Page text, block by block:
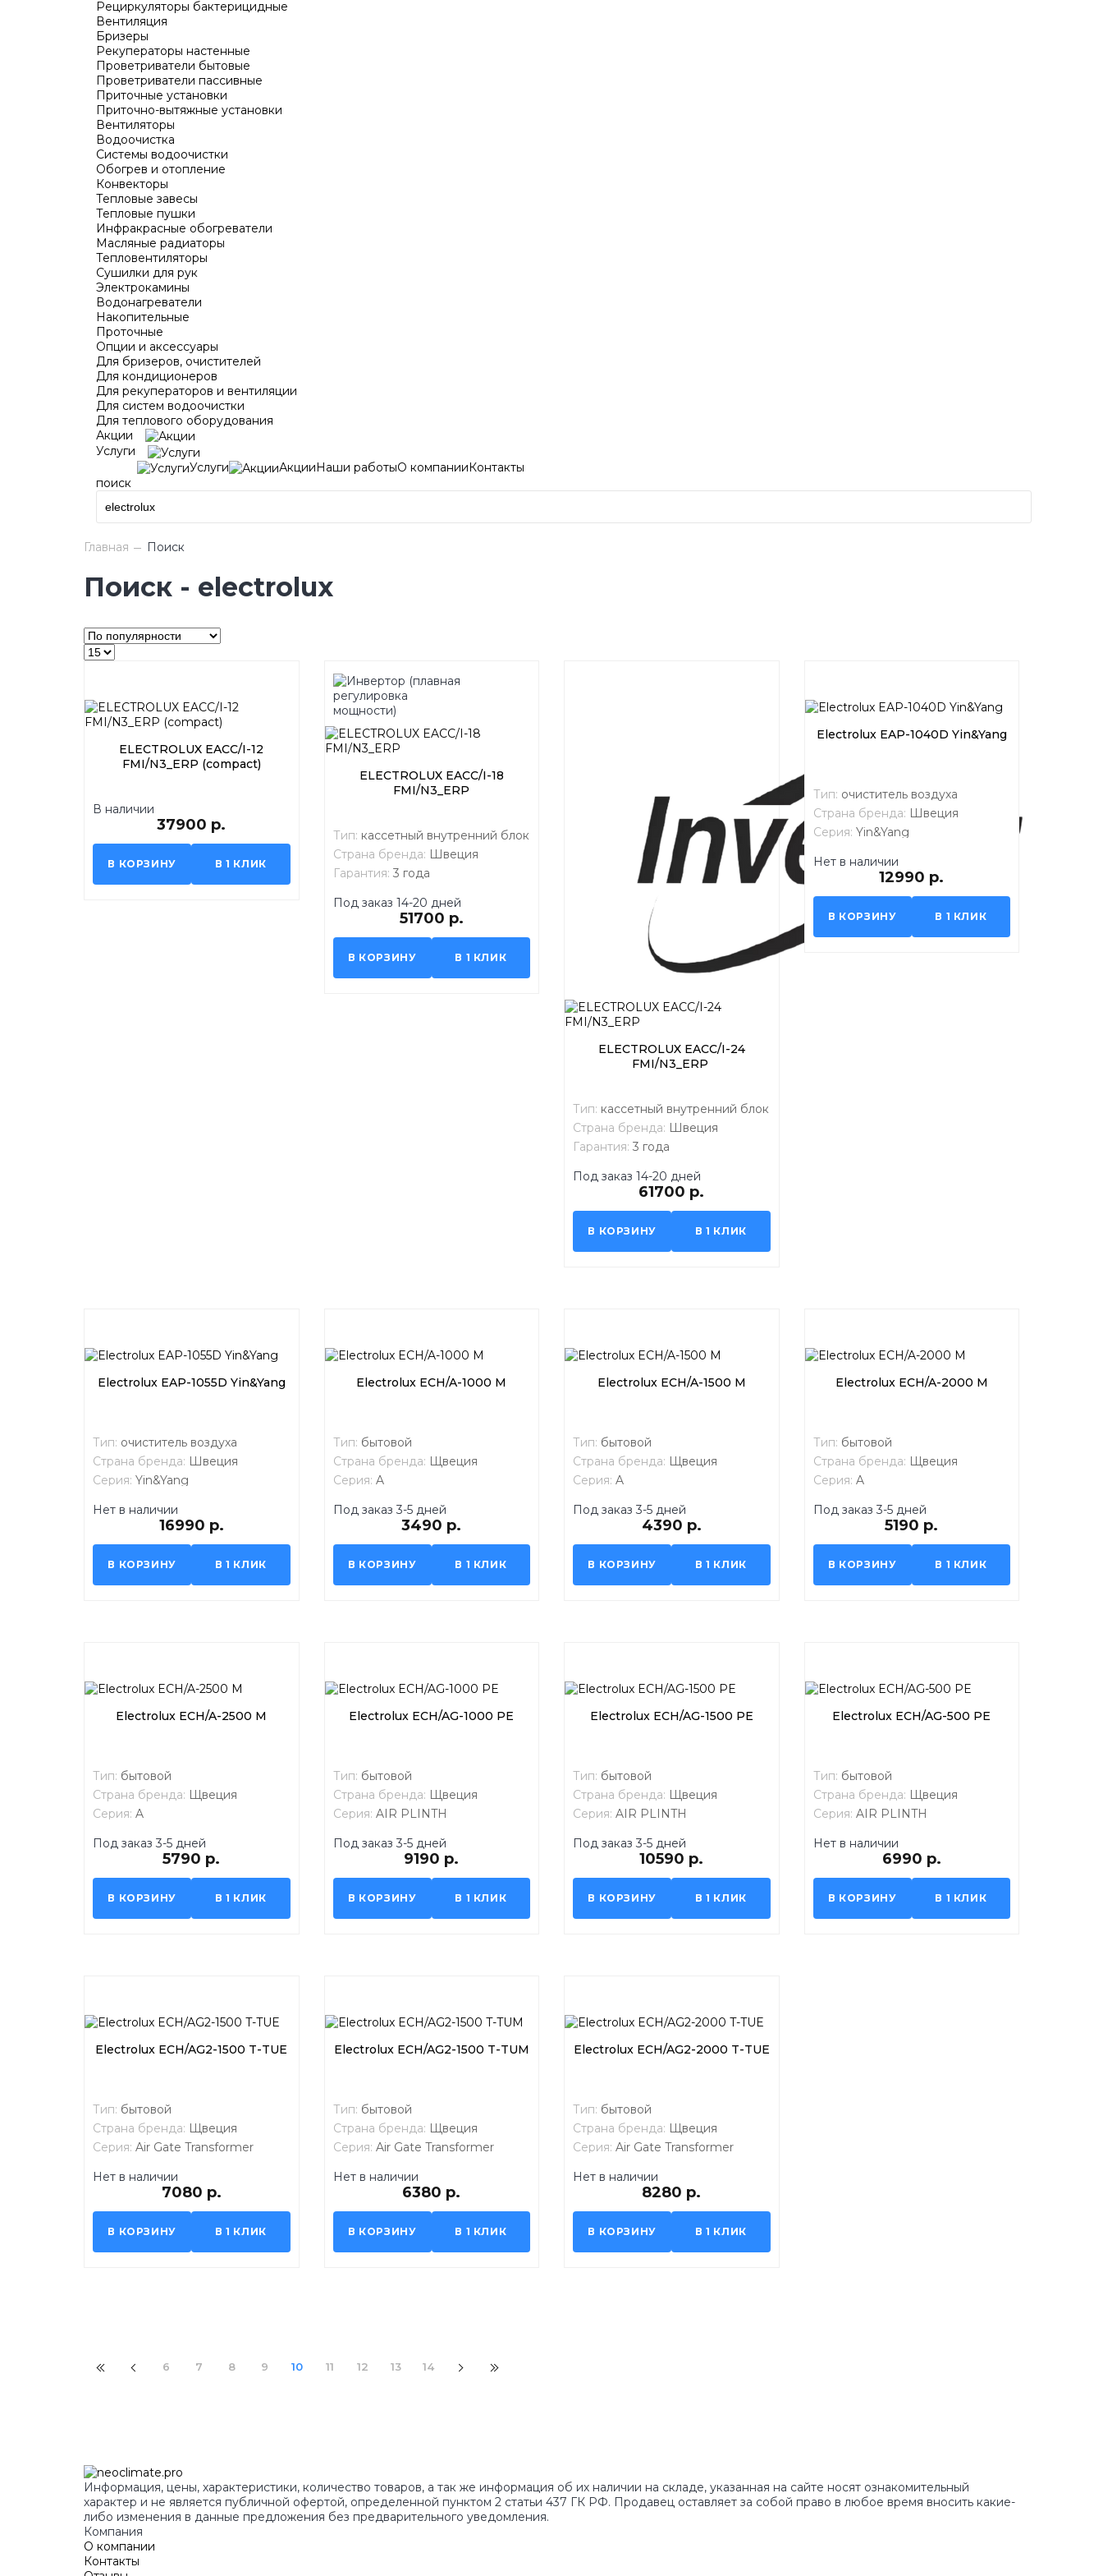
Рециркуляторы бактерицидные
Вентиляция
Бризеры
Рекуператоры настенные
Проветриватели бытовые
Проветриватели пассивные
Приточные установки
Приточно-вытяжные установки
Вентиляторы
Водоочистка
Системы водоочистки
Обогрев и отопление
Конвекторы
Тепловые завесы
Тепловые пушки
Инфракрасные обогреватели
Масляные радиаторы
Тепловентиляторы
Сушилки для рук
Электрокамины
Водонагреватели
Накопительные
Проточные
Опции и аксессуары
Для бризеров, очистителей
Для кондиционеров
Для рекуператоров и вентиляции
Для систем водоочистки
Для теплового оборудования
Акции
Услуги
Услуги
Акции Наши работыО компании Контакты
поиск
Главная Поиск
Поиск - electrolux
ELECTROLUX EACС/I-12
FMI/N3_ERP (compact)
В наличии
37900 р.
В КОРЗИНУ В 1 КЛИК
ELECTROLUX EACС/I-18
FMI/N3_ERP
Тип: кассетный внутренний блок
Страна бренда: Швеция
Гарантия: 3 года
Под заказ 14-20 дней
51700 р.
В КОРЗИНУ В 1 КЛИК
ELECTROLUX EACС/I-24
FMI/N3_ERP
Тип: кассетный внутренний блок
Страна бренда: Швеция
Гарантия: 3 года
Под заказ 14-20 дней
61700 р.
В КОРЗИНУ В 1 КЛИК
Electrolux EAP-1040D Yin&Yang
Тип: очиститель воздуха
Страна бренда: Швеция
Серия: Yin&Yang
Нет в наличии
12990 р.
В КОРЗИНУ В 1 КЛИК
Electrolux EAP-1055D Yin&Yang
Тип: очиститель воздуха
Страна бренда: Швеция
Серия: Yin&Yang
Нет в наличии
16990 р.
В КОРЗИНУ В 1 КЛИК
Electrolux ECH/A-1000 M
Тип: бытовой
Страна бренда: Щвеция
Серия: A
Под заказ 3-5 дней
3490 р.
В КОРЗИНУ В 1 КЛИК
Electrolux ECH/A-1500 M
Тип: бытовой
Страна бренда: Щвеция
Серия: A
Под заказ 3-5 дней
4390 р.
В КОРЗИНУ В 1 КЛИК
Electrolux ECH/A-2000 M
Тип: бытовой
Страна бренда: Щвеция
Серия: A
Под заказ 3-5 дней
5190 р.
В КОРЗИНУ В 1 КЛИК
Electrolux ECH/A-2500 M
Тип: бытовой
Страна бренда: Щвеция
Серия: A
Под заказ 3-5 дней
5790 р.
В КОРЗИНУ В 1 КЛИК
Electrolux ECH/AG-1000 PE
Тип: бытовой
Страна бренда: Щвеция
Серия: AIR PLINTH
Под заказ 3-5 дней
9190 р.
В КОРЗИНУ В 1 КЛИК
Electrolux ECH/AG-1500 PE
Тип: бытовой
Страна бренда: Щвеция
Серия: AIR PLINTH
Под заказ 3-5 дней
10590 р.
В КОРЗИНУ В 1 КЛИК
Electrolux ECH/AG-500 PE
Тип: бытовой
Страна бренда: Щвеция
Серия: AIR PLINTH
Нет в наличии
6990 р.
В КОРЗИНУ В 1 КЛИК
Electrolux ECH/AG2-1500 T-TUE
Тип: бытовой
Страна бренда: Щвеция
Серия: Air Gate Transformer
Нет в наличии
7080 р.
В КОРЗИНУ В 1 КЛИК
Electrolux ECH/AG2-1500 T-TUM
Тип: бытовой
Страна бренда: Щвеция
Серия: Air Gate Transformer
Нет в наличии
6380 р.
В КОРЗИНУ В 1 КЛИК
Electrolux ECH/AG2-2000 T-TUE
Тип: бытовой
Страна бренда: Щвеция
Серия: Air Gate Transformer
Нет в наличии
8280 р.
В КОРЗИНУ В 1 КЛИК
6 7 8 9 10 11 12 13 14
Информация, цены, характеристики, количество товаров, а так же информация об их наличии на складе, указанная на сайте носят ознакомительный
характер и не является публичной офертой, определенной пунктом 2 статьи 437 ГК РФ. Продавец оставляет за собой право в любое время вносить какие-
либо изменения в данные предложения без предварительного уведомления.
Компания
О компании
Контакты